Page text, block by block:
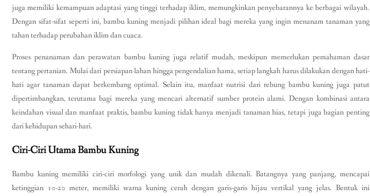
juga memiliki kemampuan adaptasi yang tinggi terhadap iklim, memungkinkan penyebarannya ke berbagai wilayah.
Dengan sifat-sifat seperti ini, bambu kuning menjadi pilihan ideal bagi mereka yang ingin menanam tanaman yang
tahan terhadap perubahan iklim dan cuaca.
Proses penanaman dan perawatan bambu kuning juga relatif mudah, meskipun memerlukan pemahaman dasar
tentang pertanian. Mulai dari persiapan lahan hingga pengendalian hama, setiap langkah harus dilakukan dengan hati-
hati agar tanaman dapat berkembang optimal. Selain itu, manfaat nutrisi dari rebung bambu kuning juga patut
dipertimbangkan, terutama bagi mereka yang mencari alternatif sumber protein alami. Dengan kombinasi antara
keindahan visual dan manfaat praktis, bambu kuning tidak hanya menjadi tanaman hias, tetapi juga bagian penting
dari kehidupan sehari-hari.
Ciri-Ciri Utama Bambu Kuning
Bambu kuning memiliki ciri-ciri morfologi yang unik dan mudah dikenali. Batangnya yang panjang, mencapai
ketinggian 10-20 meter, memiliki warna kuning cerah dengan garis-garis hijau vertikal yang jelas. Bentuk ini